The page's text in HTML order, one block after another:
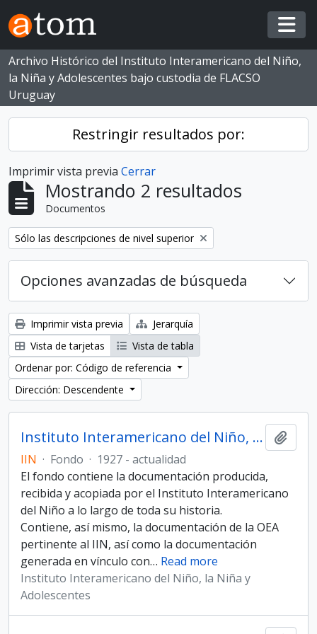
Skip to main content
Archivo Histórico del Instituto Interamericano del Niño,
la Niña y Adolescentes bajo custodia de FLACSO
Uruguay
Restringir resultados por:
Imprimir vista previa Cerrar
Mostrando 2 resultados
Documentos
Eliminar filtro:
Sólo las descripciones de nivel superior
Opciones avanzadas de búsqueda
Imprimir vista previa
Jerarquía
Vista de tarjetas
Vista de tabla
Ordenar por: Código de referencia
Dirección: Descendente
Instituto Interamericano del Niño, la Niña y Adolescentes
IIN · Fondo · 1927 - actualidad
El fondo contiene la documentación producida,
recibida y acopiada por el Instituto Interamericano
del Niño a lo largo de toda su historia.
Contiene, así mismo, la documentación de la OEA
pertinente al IIN, así como la documentación
generada en vínculo con… Read more
Instituto Interamericano del Niño, la Niña y
Adolescentes